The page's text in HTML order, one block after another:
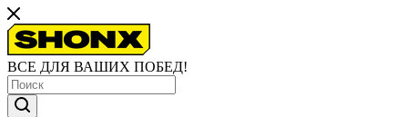
ВСЕ ДЛЯ ВАШИХ ПОБЕД!